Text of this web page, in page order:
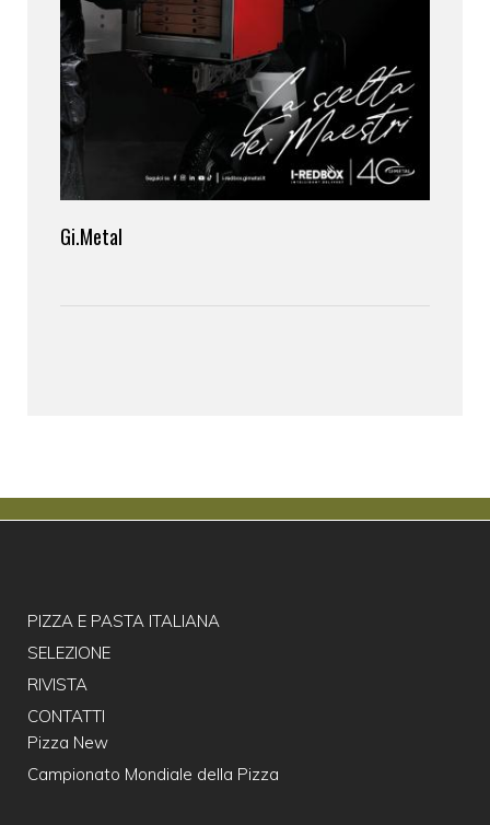
Gi.Metal
PIZZA E PASTA ITALIANA
SELEZIONE
RIVISTA
CONTATTI
Pizza New
Campionato Mondiale della Pizza